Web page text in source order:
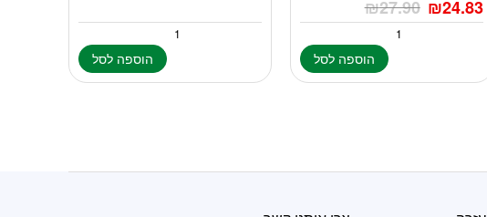
₪27.90 ₪24.83
הוספה לסל הוספה לסל